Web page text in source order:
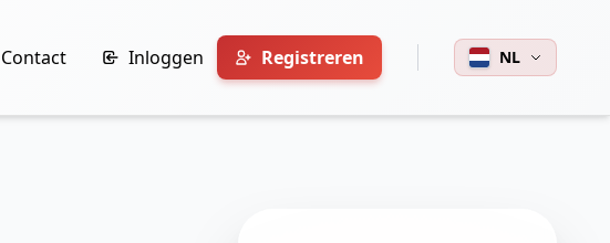
Contact Inloggen Registreren NL